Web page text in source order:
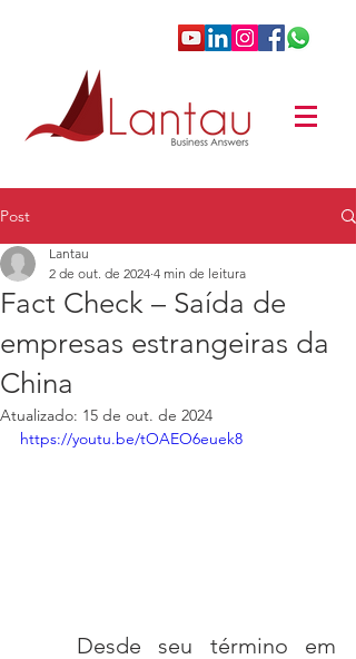
Post
Fact Check – Saída de
empresas estrangeiras da
China
Lantau
2 de out. de 2024 4 min de leitura
Atualizado: 15 de out. de 2024
https://youtu.be/tOAEO6euek8